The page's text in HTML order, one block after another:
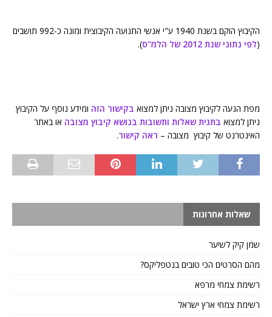
הקיבוץ הוקם בשנת 1940 ע"י אנשי התנועה הקיבוצית ומונה כ-992 תושבים
(לפי נתוני שנת 2012 של הלמ"ס ).
מפת הגעה לקיבוץ מצובה ניתן למצוא בקישור הזה ומידע נוסף על הקיבוץ
ניתן למצוא בתגית שאלות ותשובות בנושא קיבוץ מצובה או באתר
האינטרנט של קיבוץ מצובה – ראה קישור.
שאלות אחרונות
שמן קיק לשיער
מהם הסרטים הכי טובים בנטפליקס?
רשימת צמחי מרפא
רשימת צמחי ארץ ישראל